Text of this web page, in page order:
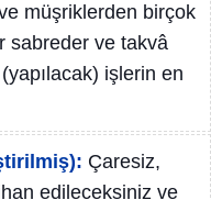
müşriklerden birçok
sabreder ve takvâ
işlerin en
Çaresiz,
edileceksiniz ve